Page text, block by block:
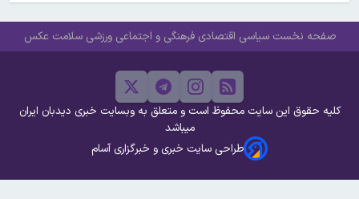
صفحه نخست سیاسی اقتصادی فرهنگی و اجتماعی ورزشی سلامت عکس
کلیه حقوق این سایت محفوظ است و متعلق به وبسایت خبری دیدبان ایران
میباشد
طراحی سایت خبری و خبرگزاری آسام